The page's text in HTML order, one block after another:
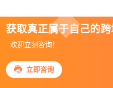
获取真正属于自己的跨
欢迎立刻咨询！
 立即咨询